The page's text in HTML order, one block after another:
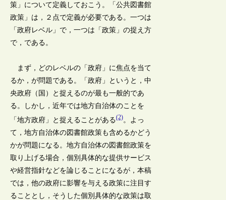
策」について定義しておこう。「公共図書館
政策」は，２点で定義が必要である。一つは
「政府レベル」で，一つは「政策」の捉え方
で，である。
まず，どのレベルの「政府」に焦点を当て
るか，が問題である。「政府」というと，中
央政府（国）と捉えるのが最も一般的であ
る。しかし，近年では地方自治体のことを
「地方政府」と捉えることがある(2)。よっ
て，地方自治体の図書館政策も含めるかどう
かが問題になる。地方自治体の図書館政策を
取り上げる場合，個別具体的な提供サービス
や経営指針などを論じることになるが，本稿
では，他の政府に影響を与える政策に注目す
ることとし，そうした個別具体的な政策は取